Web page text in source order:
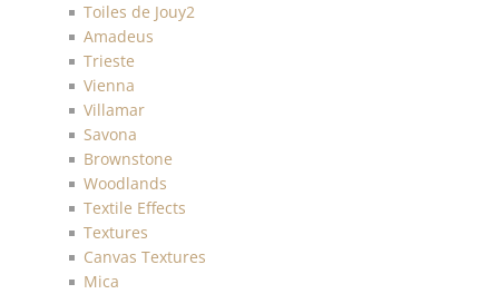
Toiles de Jouy2
Amadeus
Trieste
Vienna
Villamar
Savona
Brownstone
Woodlands
Textile Effects
Textures
Canvas Textures
Mica